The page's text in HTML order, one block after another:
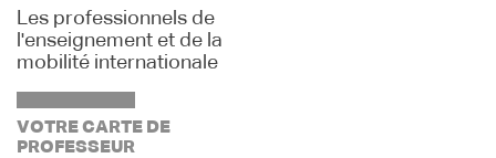
Les professionnels de
l'enseignement et de la
mobilité internationale
VOTRE CARTE DE
PROFESSEUR